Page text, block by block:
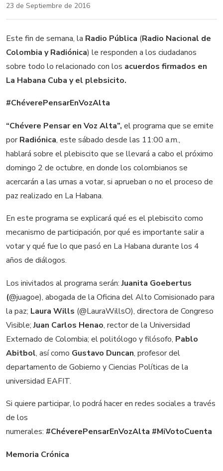
23 de Septiembre de 2016
Este fin de semana, la Radio Pública (Radio Nacional de
Colombia y Radiónica) le responden a los ciudadanos
sobre todo lo relacionado con los acuerdos firmados en
La Habana Cuba y el plebsicito.
#ChéverePensarEnVozAlta
“Chévere Pensar en Voz Alta”, el programa que se emite
porRadiónica, este sábado desde las 11:00 a.m.,
hablará sobre el plebiscito que se llevará a cabo el próximo
domingo 2 de octubre, en donde los colombianos se
acercarán a las urnas a votar, si aprueban o no el proceso de
paz realizado en La Habana.
En este programa se explicará qué es el plebiscito como
mecanismo de participación, por qué es importante salir a
votar y qué fue lo que pasó en La Habana durante los 4
años de diálogos.
Los inivitados al programa serán:Juanita Goebertus
(@juagoe), abogada de la Oficina del Alto Comisionado para
la paz; Laura Wills (@LauraWillsO), directora de Congreso
Visible;Juan Carlos Henao, rector de la Universidad
Externado de Colombia; el politólogo y filósofo, Pablo
Abitbol, así como Gustavo Duncan, profesor del
departamento de Gobierno y Ciencias Políticas de la
universidad EAFIT.
Si quiere participar, lo podrá hacer en redes sociales a través
de los
numerales: #ChéverePensarEnVozAlta #MiVotoCuenta
Memoria Crónica